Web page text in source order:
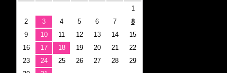
1
2
3 4 5 6 7
8
9
10 11 12 13 14
15
16
17 18 19 20 21
22
23
24 25 26 27 28
29